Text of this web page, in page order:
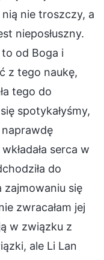
nie troszczy, a
nieposłuszny.
to od Boga i
z tego naukę,
tego do
spotykałyśmy,
naprawdę
serca w
do
zajmowaniu się
zwracałam jej
w związku z
ale Li Lan